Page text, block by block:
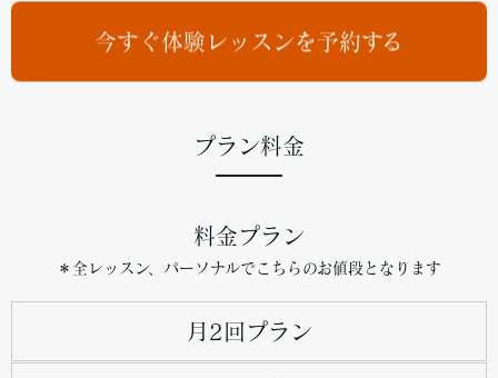
Pilates Palette（沖縄エリア）
今すぐ体験レッスンを予約する
プラン料金
料金プラン
＊全レッスン、パーソナルでこちらのお値段となります
月2回プラン